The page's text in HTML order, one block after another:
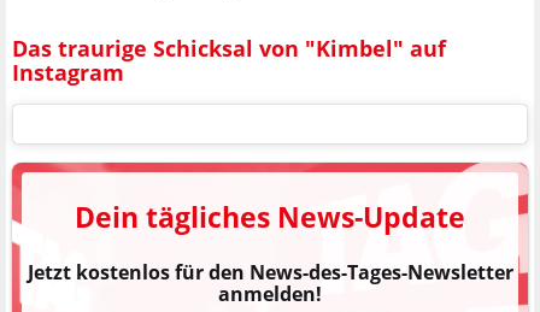
Das traurige Schicksal von "Kimbel" auf
Instagram
Dein tägliches News-Update
Jetzt kostenlos für den News-des-Tages-Newsletter
anmelden!